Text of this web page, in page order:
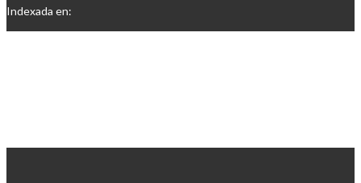
Indexada en: